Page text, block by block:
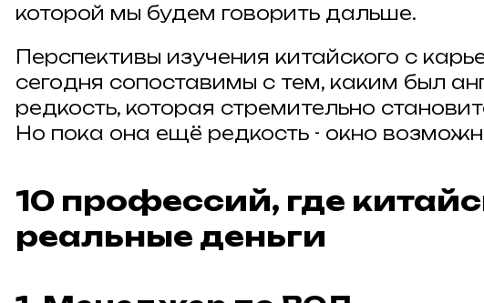
которой мы будем говорить дальше.
Перспективы изучения китайского с
сегодня сопоставимы с тем, каким был
редкость, которая стремительно
Но пока она ещё редкость - окно
10 профессий, где
реальные деньги